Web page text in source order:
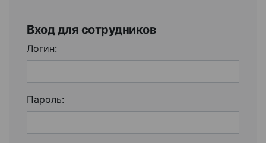
Вход для сотрудников
Логин:
Пароль: